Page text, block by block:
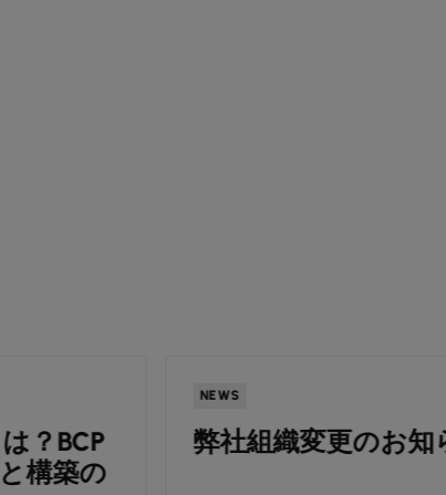
弊社組織変更のお知らせ